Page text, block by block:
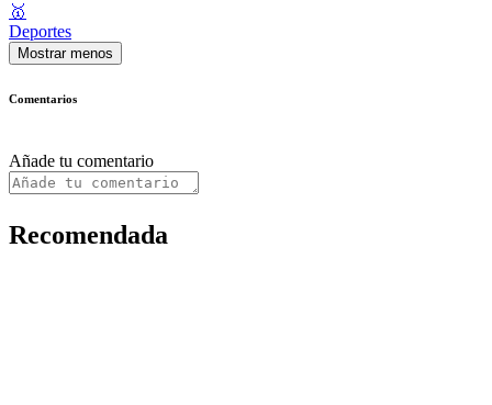
🥇
Deportes
Mostrar menos
Comentarios
Añade tu comentario
Recomendada